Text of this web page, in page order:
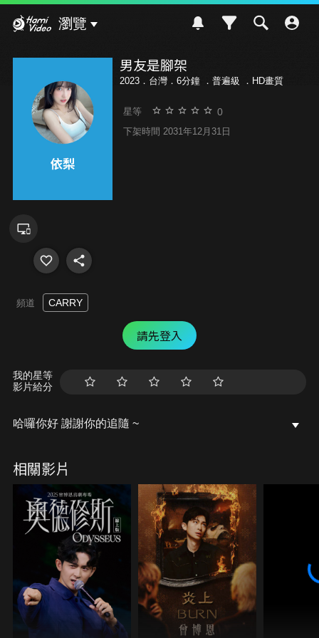
瀏覽
男友是腳架
2023．台灣．6分鐘 ． 普遍級 ．HD畫質
星等 0
下架時間 2031年12月31日
頻道 CARRY
請先登入
我的星等
影片給分
哈囉你好 謝謝你的追隨 ~
相關影片